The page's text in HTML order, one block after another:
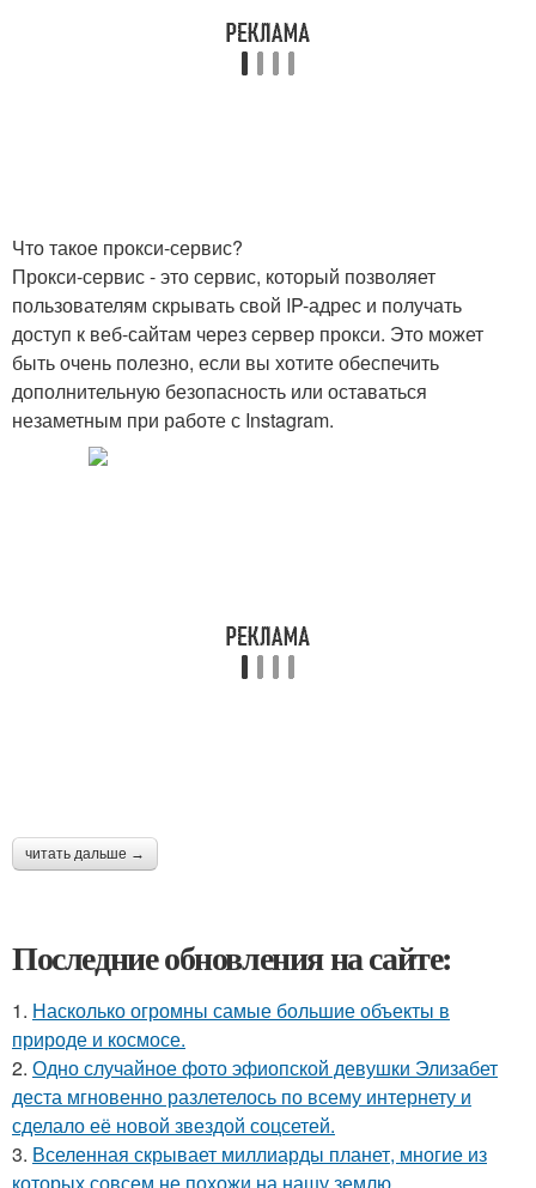
Что такое прокси-сервис?
Прокси-сервис - это сервис, который позволяет
пользователям скрывать свой IP-адрес и получать
доступ к веб-сайтам через сервер прокси. Это может
быть очень полезно, если вы хотите обеспечить
дополнительную безопасность или оставаться
незаметным при работе с Instagram.
читать дальше →
Последние обновления на сайте:
1. Насколько огромны самые большие объекты в
природе и космосе.
2. Одно случайное фото эфиопской девушки Элизабет
деста мгновенно разлетелось по всему интернету и
сделало её новой звездой соцсетей.
3. Вселенная скрывает миллиарды планет, многие из